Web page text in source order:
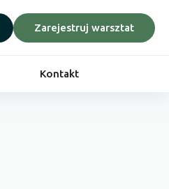
Zarejestruj warsztat
Kontakt